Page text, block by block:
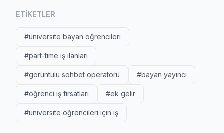
ETIKETLER
#üniversite bayan öğrencileri
#part-time iş ilanları
#görüntülü sohbet operatörü #bayan yayıncı
#öğrenci iş fırsatları #ek gelir
#üniversite öğrencileri için iş